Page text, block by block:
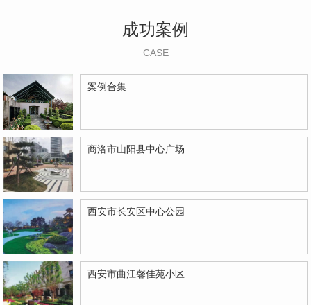
成功案例
CASE
案例合集
商洛市山阳县中心广场
西安市长安区中心公园
西安市曲江馨佳苑小区